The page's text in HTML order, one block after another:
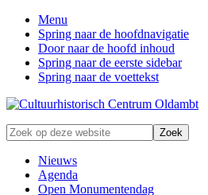
Menu
Spring naar de hoofdnavigatie
Door naar de hoofd inhoud
Spring naar de eerste sidebar
Spring naar de voettekst
Zonder
verleden
geen
toekomst
Zoek
op
deze
website
Nieuws
Agenda
Open Monumentendag